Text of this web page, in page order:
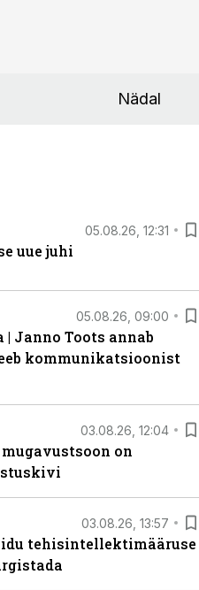
Nädal
05.08.26, 12:31
uue juhi
05.08.26, 09:00
Janno Toots annab
kommunikatsioonist
03.08.26, 12:04
on
03.08.26, 13:57
tehisintellektimääruse